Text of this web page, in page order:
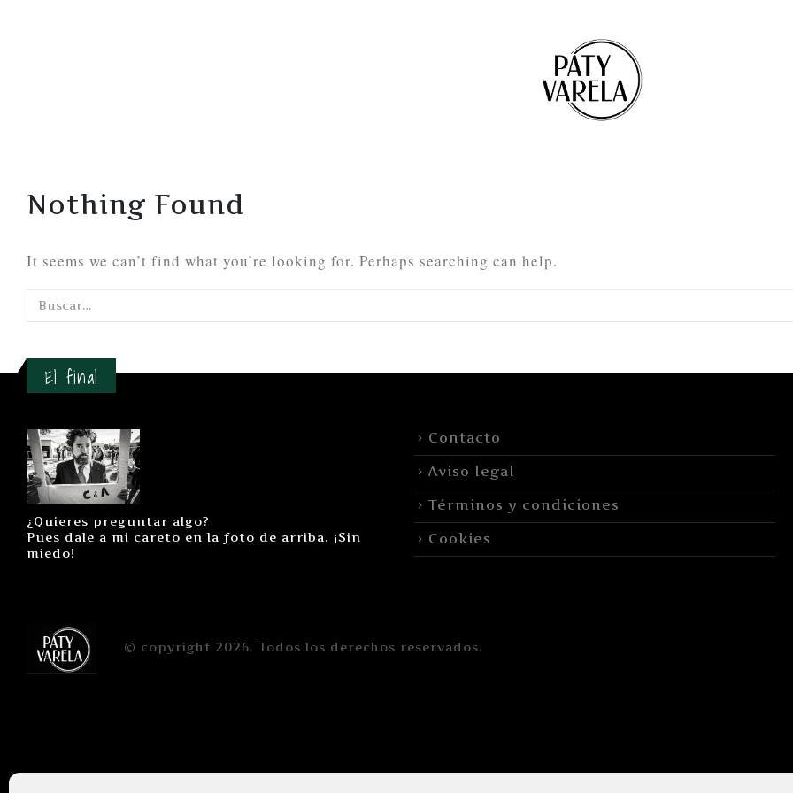
Nothing Found
It seems we can’t find what you’re looking for. Perhaps searching can help.
El final
¿Quieres preguntar algo?
Pues dale a mi careto en la foto de arriba. ¡Sin
miedo!
Contacto
Aviso legal
Términos y condiciones
Cookies
© copyright 2026. Todos los derechos reservados.